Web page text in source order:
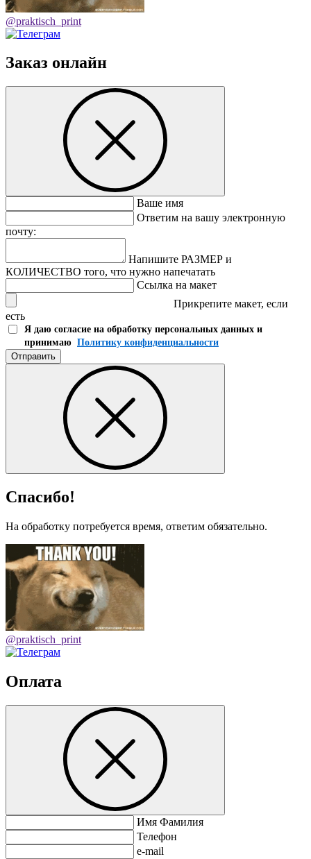
@praktisch_print
Заказ онлайн
Ваше имя
Ответим на вашу электронную
почту:
Напишите РАЗМЕР и
КОЛИЧЕСТВО того, что нужно напечатать
Ссылка на макет
Прикрепите макет, если
есть
Я даю согласие на обработку персональных данных и
принимаю Политику конфиденциальности
Отправить
Спасибо!
На обработку потребуется время, ответим обязательно.
@praktisch_print
Оплата
Имя Фамилия
Телефон
e-mail